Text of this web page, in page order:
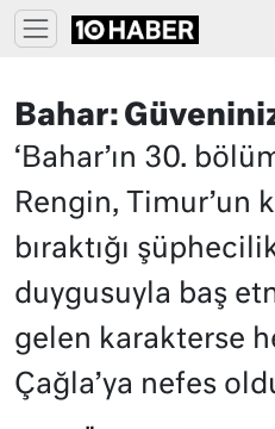
Bahar:
‘Bahar’ın 30.
Rengin, Timur’un
bıraktığı
duygusuyla baş
gelen karakterse
Çağla’ya nefes